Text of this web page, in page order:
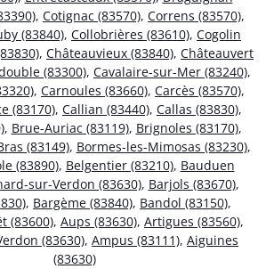
, Cotignac (83570), Correns (83570),
(83840), Collobrières (83610), Cogolin
, Châteauvieux (83840), Châteauvert
(83300), Cavalaire-sur-Mer (83240),
, Carnoules (83660), Carcès (83570),
(83170), Callian (83440), Callas (83830),
, Brue-Auriac (83119), Brignoles (83170),
(83149), Bormes-les-Mimosas (83230),
(83890), Belgentier (83210), Bauduen
sur-Verdon (83630), Barjols (83670),
, Bargème (83840), Bandol (83150),
(83600), Aups (83630), Artigues (83560),
(83630), Ampus (83111), Aiguines
(83630)